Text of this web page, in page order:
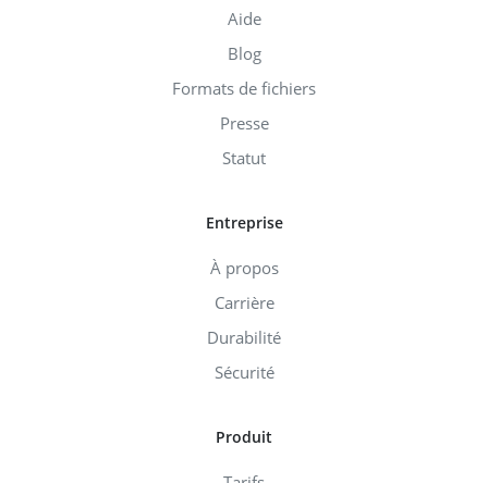
Aide
Blog
Formats de fichiers
Presse
Statut
Entreprise
À propos
Carrière
Durabilité
Sécurité
Produit